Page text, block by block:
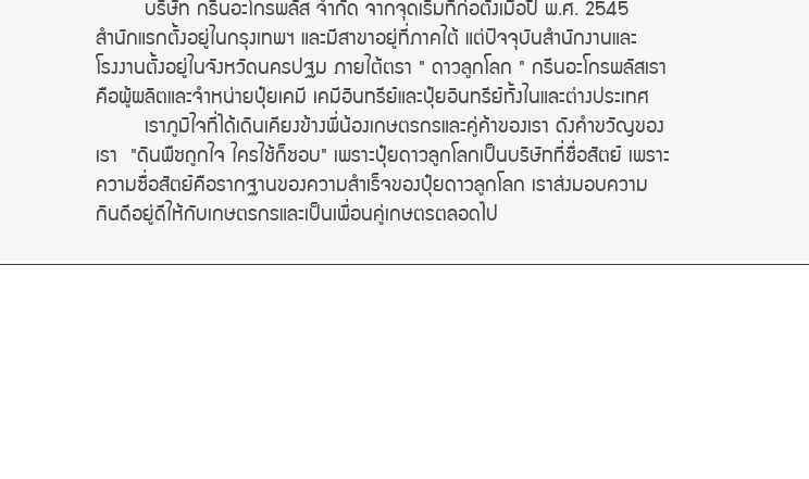
บริษัท กรีนอะโกรพลัส จำกัด จากจุดเริ่มที่ก่อตั้งเมื่อปี พ.ศ. 2545
สำนักแรกตั้งอยู่ในกรุงเทพฯ และมีสาขาอยู่ที่ภาคใต้ แต่ปัจจุบันสำนักงานและ
โรงงานตั้งอยู่ในจังหวัดนครปฐม ภายใต้ตรา " ดาวลูกโลก " กรีนอะโกรพลัส เรา
คือผู้ผลิตและจำหน่ายปุ๋ยเคมี เคมีอินทรีย์และปุ๋ยอินทรีย์ทั้งในและต่างประเทศ
เราภูมิใจที่ได้เดินเคียงข้างพี่น้องเกษตรกรและคู่ค้าของเรา ดังคำขวัญของ
เรา
"ดินพืชถูกใจ ใครใช้ก็ชอบ" เพราะปุ๋ยดาวลูกโลกเป็นบริษัทที่ซื่อสัตย์ เพราะ
ความซื่อสัตย์คือรากฐานของความสำเร็จของปุ๋ยดาวลูกโลก เราส่งมอบความ
กินดีอยู่ดีให้กับเกษตรกรและเป็นเพื่อนคู่เกษตรตลอดไป